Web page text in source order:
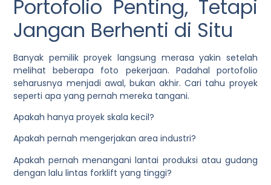
Portofolio Penting, Tetapi
Jangan Berhenti di Situ
Banyak pemilik proyek langsung merasa yakin setelah
melihat beberapa foto pekerjaan. Padahal portofolio
seharusnya menjadi awal, bukan akhir. Cari tahu proyek
seperti apa yang pernah mereka tangani.
Apakah hanya proyek skala kecil?
Apakah pernah mengerjakan area industri?
Apakah pernah menangani lantai produksi atau gudang
dengan lalu lintas forklift yang tinggi?